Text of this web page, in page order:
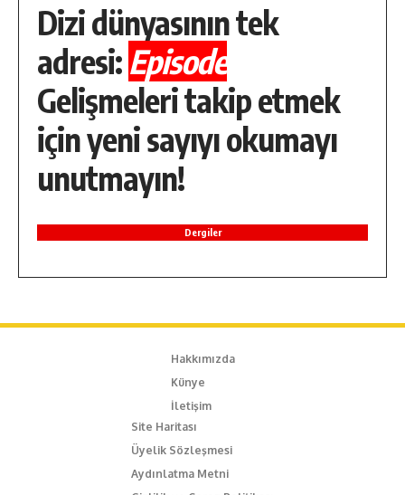
Dizi dünyasının tek
adresi: Episode
Gelişmeleri takip etmek
için yeni sayıyı okumayı
unutmayın!
Dergiler
Hakkımızda
Künye
İletişim
Site Haritası
Üyelik Sözleşmesi
Aydınlatma Metni